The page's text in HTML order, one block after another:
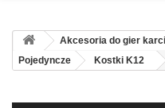
Akcesoria do gier
Pojedyncze
Kostki K12